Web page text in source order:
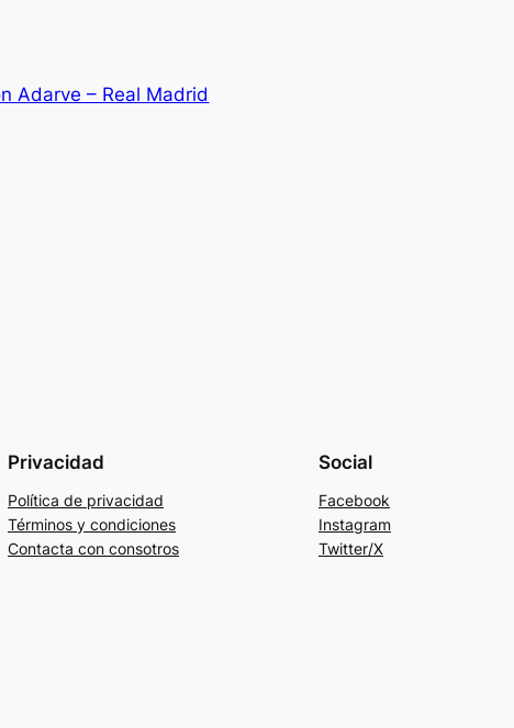
Adarve – Real Madrid
Privacidad
Política de privacidad
Términos y condiciones
Contacta con consotros
Social
Facebook
Instagram
Twitter/X